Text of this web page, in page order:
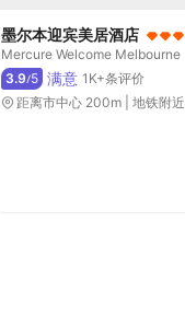
墨尔本迎宾美居酒店
Mercure Welcome Melbourne
3.9/5 满意 1K+条评价
距离市中心 200m | 地铁附近